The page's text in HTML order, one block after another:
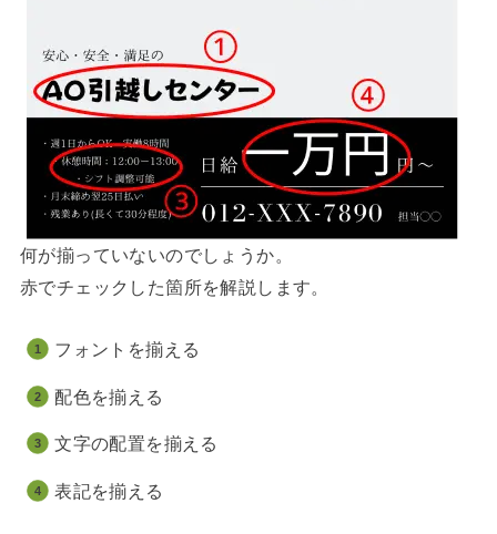
何が揃っていないのでしょうか。
赤でチェックした箇所を解説します。
フォントを揃える
配色を揃える
文字の配置を揃える
表記を揃える